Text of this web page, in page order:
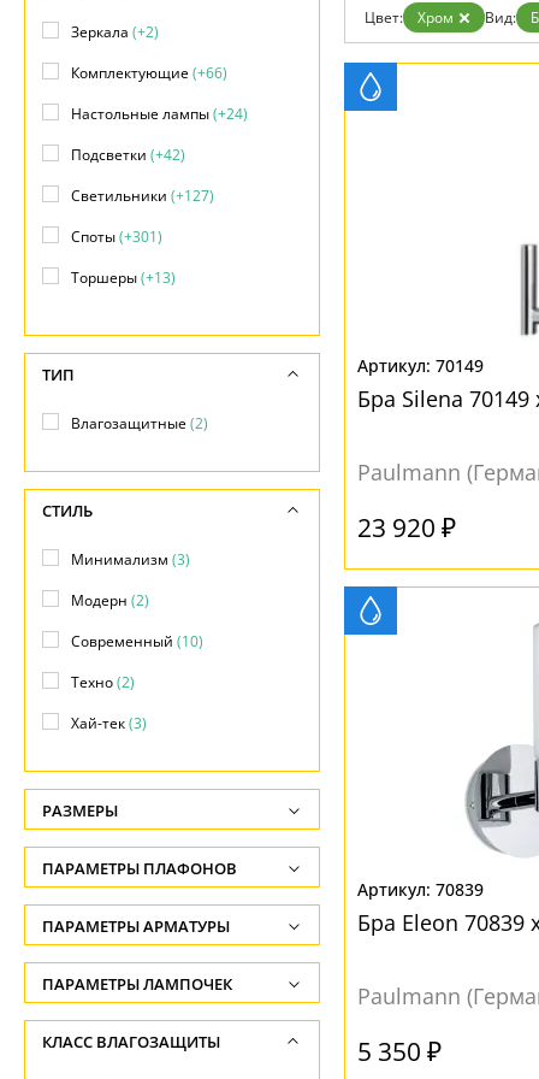
Доставка и оплата
Гарантия
Возврат
Установка
Бренды
Контакты
Цвет: Хром Вид:
70149
Бра Silena
Paulmann
23 920 ₽
70839
Бра Eleon 70839
Paulmann
5 350 ₽
Зеркала (+2)
Комплектующие(+66)
Настольные лампы(+24)
Подсветки (+42)
Светильники (+127)
Споты(+301)
Торшеры(+13)
Трековые системы(+320)
ТИП
Влагозащитные(2)
СТИЛЬ
Минимализм (3)
Модерн (2)
Современный (10)
Техно(2)
Хай-тек(3)
РАЗМЕРЫ
Высота, см
-
Глубина, см
-
Ширина, см
-
ПАРАМЕТРЫ ПЛАФОНОВ
ФОРМА ПЛАФОНА
Призма(1)
Цилиндр(6)
ПАРАМЕТРЫ АРМАТУРЫ
ЦВЕТ АРМАТУРЫ
Хром(10)
ПАРАМЕТРЫ ЛАМПОЧЕК
Количество ламп
-
КЛАСС ВЛАГОЗАЩИТЫ